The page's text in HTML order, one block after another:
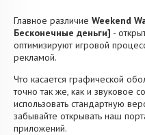
Главное различие Weekend
Бесконечные деньги] -
оптимизируют игровой
рекламой.
Что касается графической
точно так же, как и звуковое
использовать стандартную
забывайте открывать наш
приложений.